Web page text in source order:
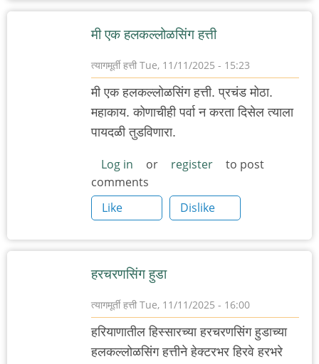
मी एक हलकल्लोळसिंग हत्ती
त्यागमूर्ती हत्ती Tue, 11/11/2025 - 15:23
मी एक हलकल्लोळसिंग हत्ती. प्रचंड मोठा.
महाकाय. कोणाचीही पर्वा न करता दिसेल त्याला
पायदळी तुडविणारा.
Log in or register
to post
comments
Like
Dislike
हरचरणसिंग हुडा
त्यागमूर्ती हत्ती Tue, 11/11/2025 - 16:00
हरियाणातील हिस्सारच्या हरचरणसिंग हुडाच्या
हलकल्लोळसिंग हत्तीने हेक्टरभर हिरवे हरभरे